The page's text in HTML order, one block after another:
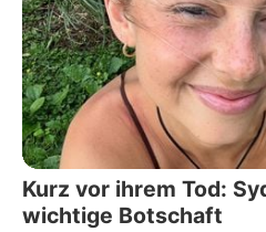
Kurz vor ihrem Tod:
wichtige Botschaft